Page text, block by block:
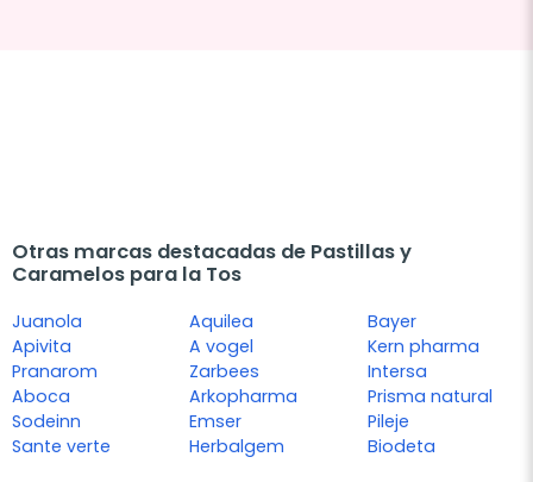
Otras marcas destacadas de Pastillas y
Caramelos para la Tos
Juanola
Apivita
Pranarom
Aboca
Sodeinn
Sante verte
Aquilea
A vogel
Zarbees
Arkopharma
Emser
Herbalgem
Bayer
Kern pharma
Intersa
Prisma natural
Pileje
Biodeta